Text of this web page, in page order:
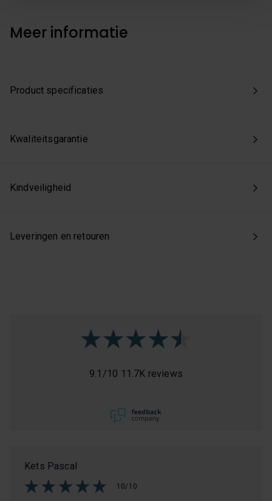
die nodig zijn voor een goed werkende site. Je kunt op
elk moment jouw voorkeuren aanpassen of jouw
Meer informatie
Product specificaties
Kwaliteitsgarantie
Kindveiligheid
Leveringen en retouren
9.1 /10 11.7K reviews
Kets Pascal
10/10